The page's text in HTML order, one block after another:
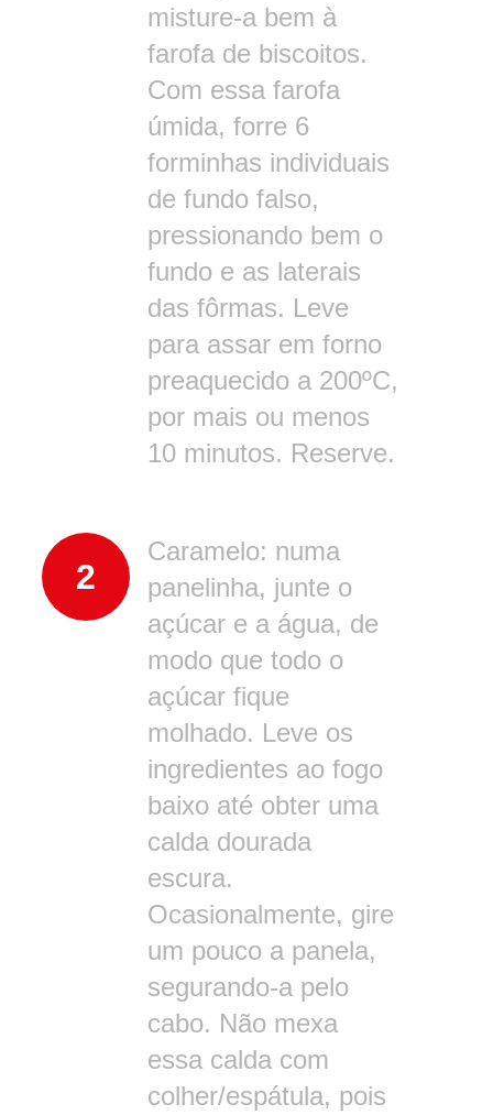
misture-a bem à
farofa de biscoitos.
Com essa farofa
úmida, forre 6
forminhas individuais
de fundo falso,
pressionando bem o
fundo e as laterais
das fôrmas. Leve
para assar em forno
preaquecido a 200ºC,
por mais ou menos
10 minutos. Reserve.
2
Caramelo: numa
panelinha, junte o
açúcar e a água, de
modo que todo o
açúcar fique
molhado. Leve os
ingredientes ao fogo
baixo até obter uma
calda dourada
escura.
Ocasionalmente, gire
um pouco a panela,
segurando-a pelo
cabo. Não mexa
essa calda com
colher/espátula, pois